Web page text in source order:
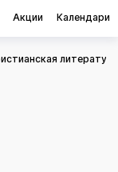
Акции Календари
литература